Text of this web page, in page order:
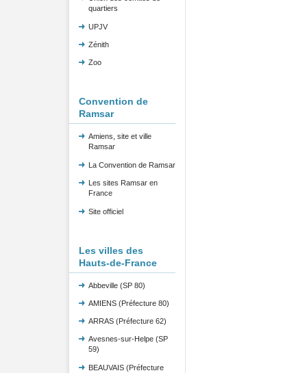
quartiers
UPJV
Zénith
Zoo
Convention de
Ramsar
Amiens, site et ville
Ramsar
La Convention de Ramsar
Les sites Ramsar en
France
Site officiel
Les villes des
Hauts-de-France
Abbeville (SP 80)
AMIENS (Préfecture 80)
ARRAS (Préfecture 62)
Avesnes-sur-Helpe (SP
59)
BEAUVAIS (Préfecture